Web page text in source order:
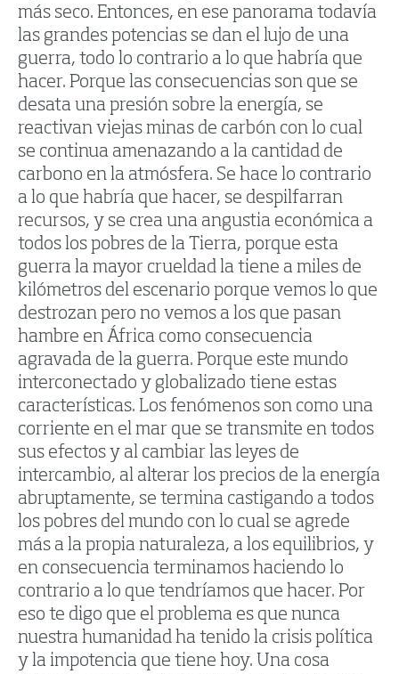
más seco. Entonces, en ese panorama todavía
las grandes potencias se dan el lujo de una
guerra, todo lo contrario a lo que habría que
hacer. Porque las consecuencias son que se
desata una presión sobre la energía, se
reactivan viejas minas de carbón con lo cual
se continua amenazando a la cantidad de
carbono en la atmósfera. Se hace lo contrario
a lo que habría que hacer, se despilfarran
recursos, y se crea una angustia económica a
todos los pobres de la Tierra, porque esta
guerra la mayor crueldad la tiene a miles de
kilómetros del escenario porque vemos lo que
destrozan pero no vemos a los que pasan
hambre en África como consecuencia
agravada de la guerra. Porque este mundo
interconectado y globalizado tiene estas
características. Los fenómenos son como una
corriente en el mar que se transmite en todos
sus efectos y al cambiar las leyes de
intercambio, al alterar los precios de la energía
abruptamente, se termina castigando a todos
los pobres del mundo con lo cual se agrede
más a la propia naturaleza, a los equilibrios, y
en consecuencia terminamos haciendo lo
contrario a lo que tendríamos que hacer. Por
eso te digo que el problema es que nunca
nuestra humanidad ha tenido la crisis política
y la impotencia que tiene hoy. Una cosa